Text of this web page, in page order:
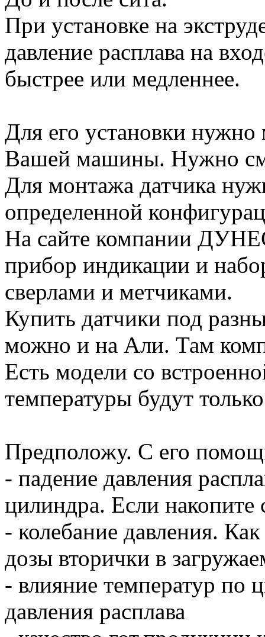
При установке на
давление расплава на
быстрее или медленнее.
Для его установки нужно
Вашей машины. Нужно
Для монтажа датчика
определенной
На сайте компании
прибор индикации и
сверлами и метчиками.
Купить датчики под
можно и на Али. Там
Есть модели со
температуры будут
Предположу. С его
- падение давления
цилиндра. Если накопите
- колебание давления.
дозы вторички в
- влияние температур по
давления расплава